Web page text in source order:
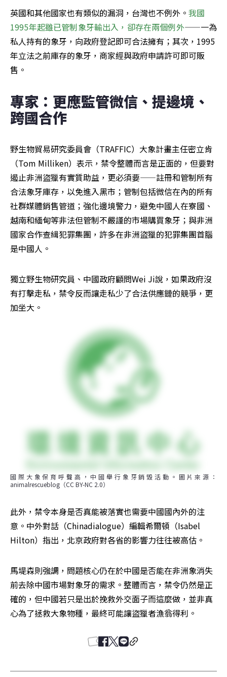
英國和其他國家也有類似的漏洞，台灣也不例外。 我國
1995年起雖已管制象牙輸出入，卻存在兩個例外——一為
私人持有的象牙，向政府登記即可合法擁有；其次，1995
年立法之前庫存的象牙，商家經與政府申請許可即可販
售。
專家：更應監管微信、提邊境、
跨國合作
野生物貿易研究委員會（TRAFFIC）大象計畫主任密立肯
（Tom Milliken）表示，禁令整體而言是正面的，但要對
遏止非洲盜獵有實質助益，更必須要——註冊和管制所有
合法象牙庫存，以免進入黑市；管制包括微信在內的所有
社群媒體銷售管道；強化邊境警力，避免中國人在寮國、
越南和緬甸等非法但管制不嚴謹的市場購買象牙；與非洲
國家合作查緝犯罪集團，許多在非洲盜獵的犯罪集團首腦
是中國人。
獨立野生物研究員、中國政府顧問Wei Ji說，如果政府沒
有打擊走私，禁令反而讓走私少了合法供應鏈的競爭，更
加坐大。
國際大象保育呼聲高，中國舉行象牙銷毀活動。圖片來源：
animalrescueblog（CC BY-NC 2.0）
此外，禁令本身是否真能被落實也需要中國國內外的注
意。中外對話（Chinadialogue）編輯希爾頓（Isabel
Hilton）指出，北京政府對各省的影響力往往被高估。
馬堤森則強調，問題核心仍在於中國是否能在非洲象消失
前去除中國市場對象牙的需求。整體而言，禁令仍然是正
確的，但中國若只是出於挽救外交面子而這麼做，並非真
心為了拯救大象物種，最終可能讓盜獵者漁翁得利。